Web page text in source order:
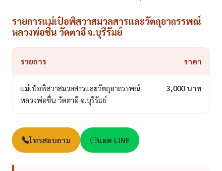
รายการแม่เป๋อพิสวาสมวลสารและวัตถุอาถรรพณ์
หลวงพ่อชื่น วัดตาอี จ.บุรีรัมย์
รายการ ราคา
แม่เป๋อพิสวาสมวลสารและวัตถุอาถรรพณ์
หลวงพ่อชื่น วัดตาอี จ.บุรีรัมย์
3,000 บาท
โทรสอบถาม แอด LINE